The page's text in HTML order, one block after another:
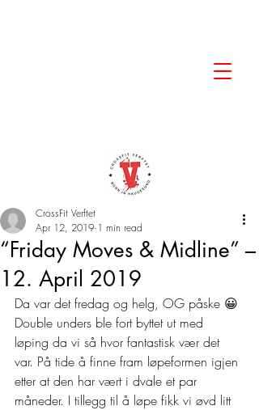
“Friday Moves & Midline” –
12. April 2019
CrossFit Verftet
Apr 12, 2019 1 min read
Da var det fredag og helg, OG påske 😀
Double unders ble fort byttet ut med
løping da vi så hvor fantastisk vær det
var. På tide å finne fram løpeformen igjen
etter at den har vært i dvale et par
måneder. I tillegg til å løpe fikk vi øvd litt